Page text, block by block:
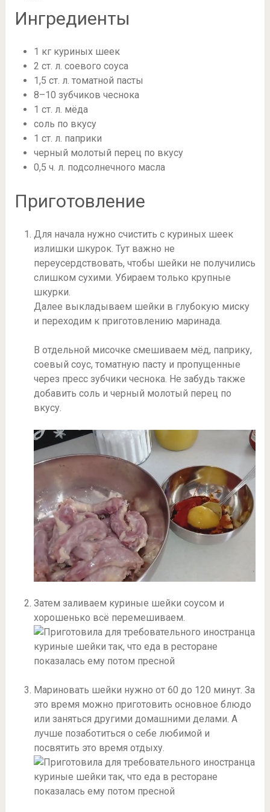
Ингредиенты
1 кг куриных шеек
2 ст. л. соевого соуса
1,5 ст. л. томатной пасты
8–10 зубчиков чеснока
1 ст. л. мёда
соль по вкусу
1 ст. л. паприки
черный молотый перец по вкусу
0,5 ч. л. подсолнечного масла
Приготовление
Для начала нужно счистить с куриных шеек
излишки шкурок. Тут важно не
переусердствовать, чтобы шейки не получились
слишком сухими. Убираем только крупные
шкурки.
Далее выкладываем шейки в глубокую миску
и переходим к приготовлению маринада.
В отдельной мисочке смешиваем мёд, паприку,
соевый соус, томатную пасту и пропущенные
через пресс зубчики чеснока. Не забудь также
добавить соль и черный молотый перец по
вкусу.
Затем заливаем куриные шейки соусом и
хорошенько всё перемешиваем.
Мариновать шейки нужно от 60 до 120 минут. За
это время можно приготовить основное блюдо
или заняться другими домашними делами. А
лучше позаботиться о себе любимой и
посвятить это время отдыху.